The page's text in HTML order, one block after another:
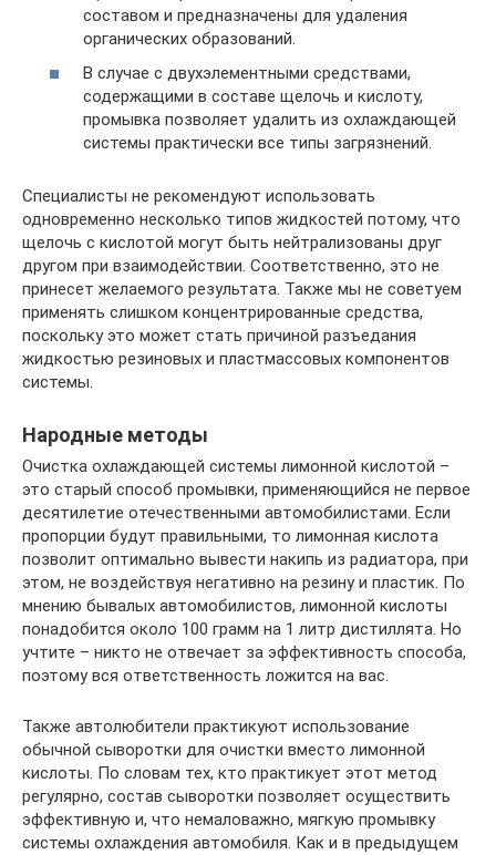
составом и предназначены для удаления
органических образований.
В случае с двухэлементными средствами,
содержащими в составе щелочь и кислоту,
промывка позволяет удалить из охлаждающей
системы практически все типы загрязнений.
Специалисты не рекомендуют использовать
одновременно несколько типов жидкостей потому, что
щелочь с кислотой могут быть нейтрализованы друг
другом при взаимодействии. Соответственно, это не
принесет желаемого результата. Также мы не советуем
применять слишком концентрированные средства,
поскольку это может стать причиной разъедания
жидкостью резиновых и пластмассовых компонентов
системы.
Народные методы
Очистка охлаждающей системы лимонной кислотой –
это старый способ промывки, применяющийся не первое
десятилетие отечественными автомобилистами. Если
пропорции будут правильными, то лимонная кислота
позволит оптимально вывести накипь из радиатора, при
этом, не воздействуя негативно на резину и пластик. По
мнению бывалых автомобилистов, лимонной кислоты
понадобится около 100 грамм на 1 литр дистиллята. Но
учтите – никто не отвечает за эффективность способа,
поэтому вся ответственность ложится на вас.
Также автолюбители практикуют использование
обычной сыворотки для очистки вместо лимонной
кислоты. По словам тех, кто практикует этот метод
регулярно, состав сыворотки позволяет осуществить
эффективную и, что немаловажно, мягкую промывку
системы охлаждения автомобиля. Как и в предыдущем